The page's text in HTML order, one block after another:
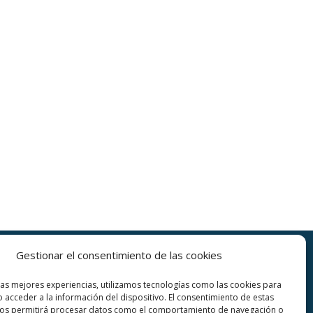
Gestionar el consentimiento de las cookies
mejores experiencias, utilizamos tecnologías como las cookies para
acceder a la información del dispositivo. El consentimiento de estas
permitirá procesar datos como el comportamiento de navegación o
8:30 a 13:30